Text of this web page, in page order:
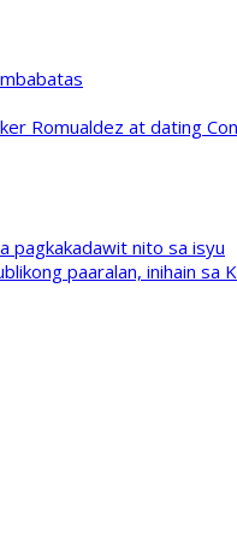
Romualdez at dating
pagkakadawit nito sa isyu
paaralan, inihain sa